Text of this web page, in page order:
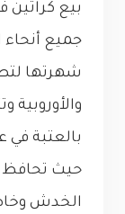
بيع كراتين
جميع أنحاء
شهرتها
والأوروبية
بالعتبة في
حيث تحافظ
الخدش